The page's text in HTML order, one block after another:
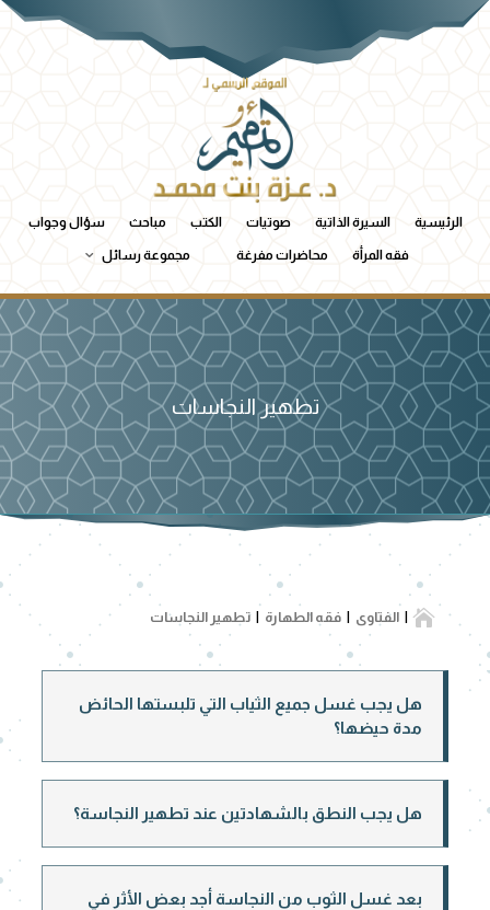
الرئيسية السيرة الذاتية صوتيات الكتب مباحث سؤال وجواب
فقه المرأة محاضرات مفرغة مجموعة رسائل
تطهير النجاسات
 الفتاوى فقه الطهارة تطهير النجاسات
هل يجب غسل جميع الثياب التي تلبستها الحائض
مدة حيضها؟
هل يجب النطق بالشهادتين عند تطهير النجاسة؟
بعد غسل الثوب من النجاسة أجد بعض الأثر في